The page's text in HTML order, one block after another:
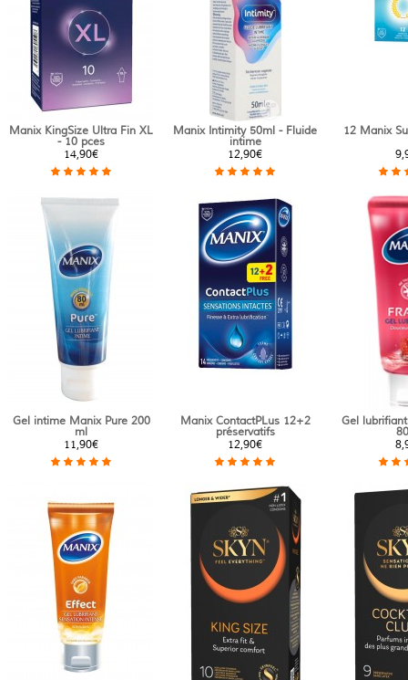
Manix KingSize Ultra Fin XL
- 10 pces
14,90€
Manix Intimity 50ml - Fluide
intime
12,90€
12 Manix
Gel intime Manix Pure 200
ml
11,90€
Manix ContactPLus 12+2
préservatifs
12,90€
Gel